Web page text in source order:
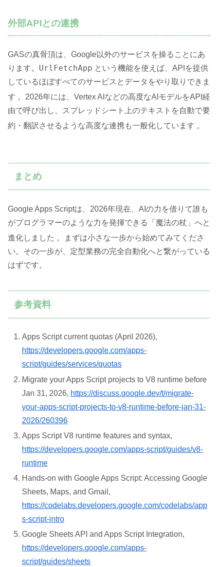
外部APIとの連携
GASの真骨頂は、Google以外のサービスを操ることにあ
ります。 UrlFetchApp という機能を使えば、APIを提供
しているほぼすべてのサービスとデータをやり取りできま
す 。2026年には、Vertex AIなどの高度なAIモデルをAPI経
由で呼び出し、スプレッドシート上のテキストを自動で要
約・翻訳させるような高度な連携も一般化しています 。
まとめ
Google Apps Scriptは、2026年現在、AIの力を借りて誰も
がプログラマーのような力を発揮できる「魔法の杖」へと
進化しました 。まずは小さな一歩から始めてみてくださ
い。その一歩が、定型業務の完全自動化へと繋がっている
はずです。
参考資料
Apps Script current quotas (April 2026),
https://developers.google.com/apps-
script/guides/services/quotas
Migrate your Apps Script projects to V8 runtime before
Jan 31, 2026, https://discuss.google.dev/t/migrate-
your-apps-script-projects-to-v8-runtime-before-jan-31-
2026/260396
Apps Script V8 runtime features and syntax,
https://developers.google.com/apps-script/guides/v8-
runtime
Hands-on with Google Apps Script: Accessing Google
Sheets, Maps, and Gmail,
https://codelabs.developers.google.com/codelabs/app
s-script-intro
Google Sheets API and Apps Script Integration,
https://developers.google.com/apps-
script/guides/sheets